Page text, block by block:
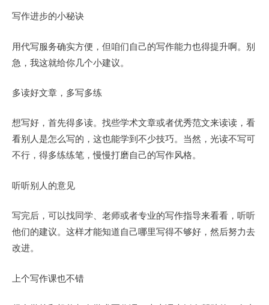
写作进步的小秘诀
用代写服务确实方便，但咱们自己的写作能力也得提升啊。别
急，我这就给你几个小建议。
多读好文章，多写多练
想写好，首先得多读。找些学术文章或者优秀范文来读读，看
看别人是怎么写的，这也能学到不少技巧。当然，光读不写可
不行，得多练练笔，慢慢打磨自己的写作风格。
听听别人的意见
写完后，可以找同学、老师或者专业的写作指导来看看，听听
他们的建议。这样才能知道自己哪里写得不够好，然后努力去
改进。
上个写作课也不错